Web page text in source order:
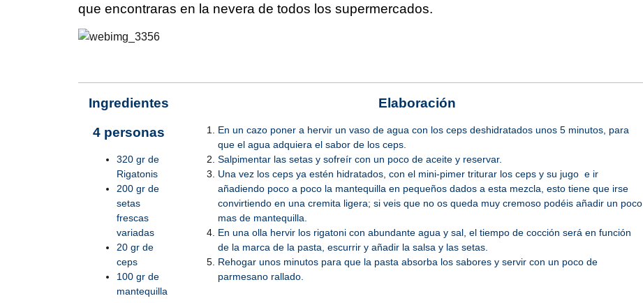
que encontraras en la nevera de todos los supermercados.
Ingredientes
4 personas
320 gr de
Rigatonis
200 gr de
setas
frescas
variadas
20 gr de
ceps
100 gr de
mantequilla
Elaboración
En un cazo poner a hervir un vaso de agua con los ceps deshidratados unos 5 minutos, para
que el agua adquiera el sabor de los ceps.
Salpimentar las setas y sofreír con un poco de aceite y reservar.
Una vez los ceps ya estén hidratados, con el mini-pimer triturar los ceps y su jugo e ir
añadiendo poco a poco la mantequilla en pequeños dados a esta mezcla, esto tiene que irse
convirtiendo en una cremita ligera; si veis que no os queda muy cremoso podéis añadir un poco
mas de mantequilla.
En una olla hervir los rigatoni con abundante agua y sal, el tiempo de cocción será en función
de la marca de la pasta, escurrir y añadir la salsa y las setas.
Rehogar unos minutos para que la pasta absorba los sabores y servir con un poco de
parmesano rallado.